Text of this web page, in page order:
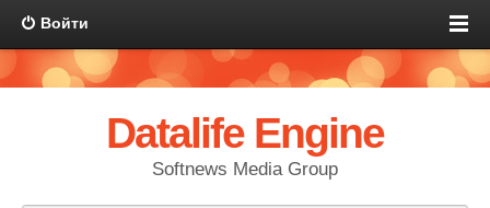
Войти
Datalife Engine
Softnews Media Group